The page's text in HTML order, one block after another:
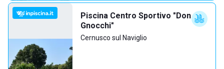
Piscina Centro Sportivo "Don
Gnocchi"
Cernusco sul Naviglio